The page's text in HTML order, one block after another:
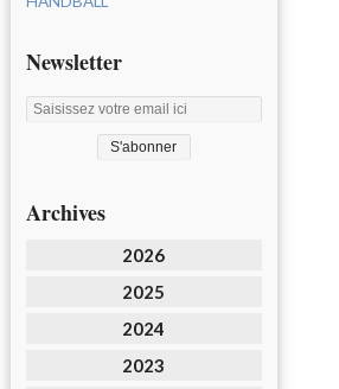
Newsletter
Archives
2026
2025
2024
2023